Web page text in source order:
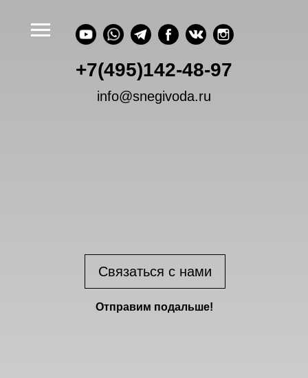
+7(495)142-48-97
info@snegivoda.ru
Связаться с нами
Отправим подальше!